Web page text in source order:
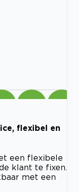
flexibel en
een flexibele
klant te fixen.
met een